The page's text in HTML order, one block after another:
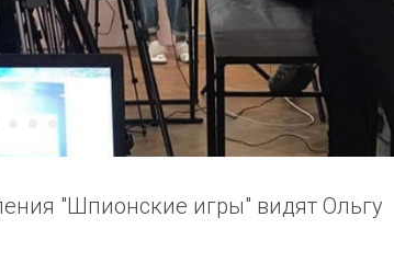
"Шпионские игры" видят Ольгу